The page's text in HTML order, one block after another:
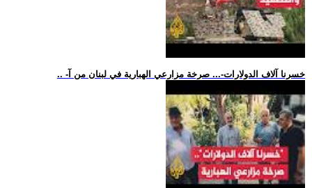
.. -خسرنا آلاف الدولارات-... صرخة مزارعي الهبارية في لبنان من آ